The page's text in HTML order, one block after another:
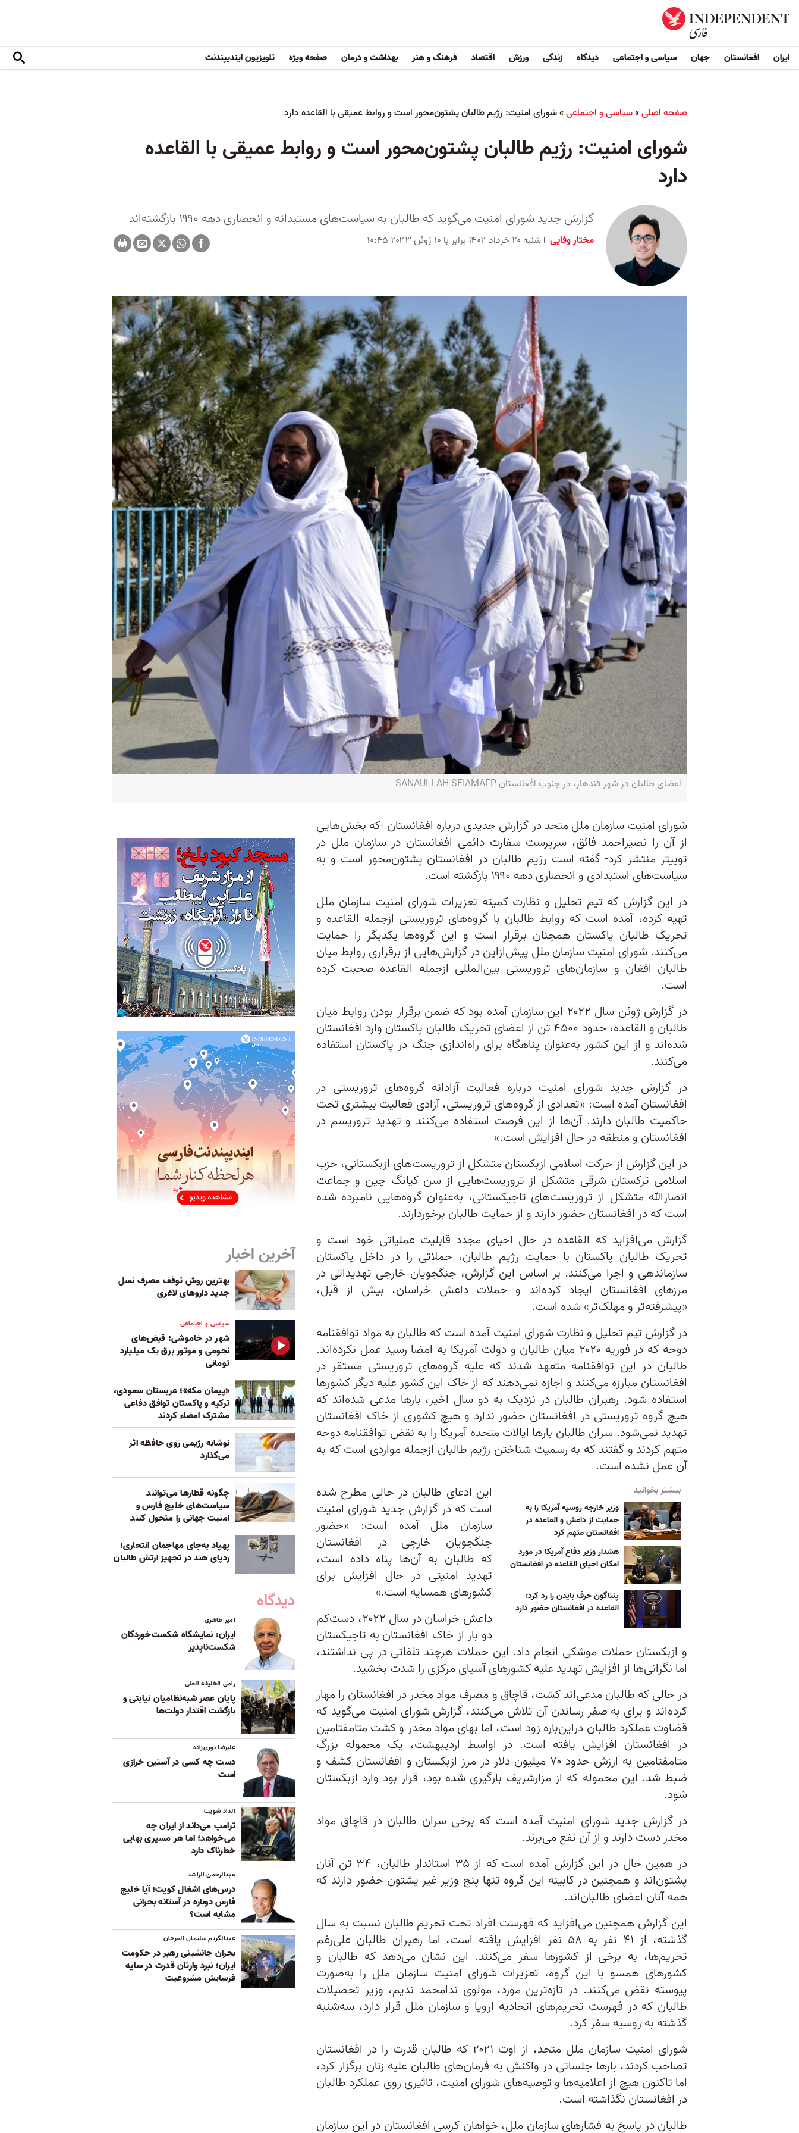
ایران افغانستان جهان سیاسی و اجتماعی دیدگاه زندگی ورزش اقتصاد فرهنگ و هنر بهداشت و درمان صفحه ویژه تلویزیون ایندیپندنت
صفحه اصلی»سیاسی و اجتماعی»شورای امنیت: رژیم طالبان پشتون‌محور است و روابط عمیقی با القاعده دارد
شورای امنیت: رژیم طالبان پشتون‌محور است و روابط عمیقی با القاعده
دارد
گزارش جدید شورای امنیت می‌گوید که طالبان به سیاست‌های مستبدانه و انحصاری دهه ۱۹۹۰ بازگشته‌اند
مختار وفایی شنبه ۲۰ خرداد ۱۴۰۲ برابر با ۱۰ ژوئن ۲۰۲۳ ۱۰:۴۵
اعضای طالبان در شهر قندهار، در جنوب افغانستان-SANAULLAH SEIAMAFP
شورای امنیت سازمان ملل متحد در گزارش جدیدی درباره افغانستان -که بخش‌هایی
از آن را نصیراحمد فائق، سرپرست سفارت دائمی افغانستان در سازمان ملل در
توییتر منتشر کرد- گفته است رژیم طالبان در افغانستان پشتون‌محور است و به
سیاست‌های استبدادی و انحصاری دهه ۱۹۹۰ بازگشته است.
در این گزارش که تیم تحلیل و نظارت کمیته تعزیرات شورای امنیت سازمان ملل
تهیه کرده، آمده است که روابط طالبان با گروه‌های تروریستی ازجمله القاعده و
تحریک طالبان پاکستان همچنان برقرار است و این گروه‌ها یکدیگر را حمایت
می‌کنند. شورای امنیت سازمان ملل پیش‌ازاین در گزارش‌هایی از برقراری روابط میان
طالبان افغان و سازمان‌های تروریستی بین‌المللی ازجمله القاعده صحبت کرده
است.
در گزارش ژوئن سال ۲۰۲۲ این سازمان آمده بود که ضمن برقرار بودن روابط میان
طالبان و القاعده، حدود ۴۵۰۰ تن از اعضای تحریک طالبان پاکستان وارد افغانستان
شده‌اند و از این کشور به‌عنوان پناهگاه برای راه‌اندازی جنگ در پاکستان استفاده
می‌کنند.
در گزارش جدید شورای امنیت درباره فعالیت آزادانه گروه‌های تروریستی در
افغانستان آمده است: «تعدادی از گروه‌های تروریستی، آزادی فعالیت بیشتری تحت
حاکمیت طالبان دارند. آن‌ها از این فرصت استفاده می‌کنند و تهدید تروریسم در
افغانستان و منطقه در حال افزایش است.»
در این گزارش از حرکت اسلامی ازبکستان متشکل از تروریست‌های ازبکستانی، حزب
اسلامی ترکستان شرقی متشکل از تروریست‌هایی از سن کیانگ چین و جماعت‌
انصار‌الله متشکل از تروریست‌های تاجیکستانی، به‌عنوان گروه‌هایی نامبرده شده
است که در افغانستان حضور دارند و از حمایت طالبان برخوردارند.
گزارش می‌افزاید که القاعده در حال احیای مجدد قابلیت عملیاتی خود است و
تحریک طالبان پاکستان با حمایت رژیم طالبان، حملاتی را در داخل پاکستان
سازماندهی و اجرا می‌کنند. بر اساس این گزارش، جنگجویان خارجی تهدیداتی در
مرزهای افغانستان ایجاد کرده‌اند و حملات داعش خراسان، بیش از قبل،
«پیشرفته‌تر و مهلک‌تر» شده است.
در گزارش تیم تحلیل و نظارت شورای امنیت آمده است که طالبان به مواد توافقنامه
دوحه که در فوریه ۲۰۲۰ میان طالبان و دولت آمریکا به امضا رسید عمل نکرده‌اند.
طالبان در این توافقنامه متعهد شدند که علیه گروه‌های تروریستی مستقر در
افغانستان مبارزه می‌کنند و اجازه نمی‌دهند که از خاک این کشور علیه دیگر کشورها
استفاده شود. رهبران طالبان در نزدیک به دو سال اخیر، بارها مدعی شده‌اند که
هیچ گروه تروریستی در افغانستان حضور ندارد و هیچ کشوری از خاک افغانستان
تهدید نمی‌شود. سران طالبان بارها ایالات متحده آمریکا را به نقض توافقنامه دوحه
متهم کردند و گفتند که به رسمیت شناختن رژیم طالبان ازجمله مواردی است که به
آن عمل نشده است.
بیشتر بخوانید
وزیر خارجه روسیه آمریکا را به
حمایت از داعش و القاعده در
افغانستان متهم کرد
هشدار وزیر دفاع آمریکا در مورد
امکان احیای القاعده در افغانستان
پنتاگون حرف بایدن را رد کرد:
القاعده در افغانستان حضور دارد
این ادعای طالبان در حالی مطرح شده
است که در گزارش جدید شورای امنیت
سازمان ملل آمده است: «حضور
جنگجویان خارجی در افغانستان
که طالبان به آن‌ها پناه داده است،
تهدید امنیتی در حال افزایش برای
کشورهای همسایه است.»
داعش خراسان در سال ۲۰۲۲، دست‌کم
دو بار از خاک افغانستان به تاجیکستان
و ازبکستان حملات موشکی انجام داد. این حملات هرچند تلفاتی در پی نداشتند،
اما نگرانی‌ها از افزایش تهدید علیه کشورهای آسیای مرکزی را شدت بخشید.
در حالی که طالبان مدعی‌اند کشت، قاچاق و مصرف مواد مخدر در افغانستان را مهار
کرده‌اند و برای به صفر رساندن آن تلاش می‌کنند، گزارش شورای امنیت می‌گوید که
قضاوت عملکرد طالبان در‌این‌باره زود است، اما بهای مواد مخدر و کشت متامفتامین
در افغانستان افزایش یافته است. در اواسط اردیبهشت، یک محموله بزرگ
متامفتامین به ارزش حدود ۷۰ میلیون دلار در مرز ازبکستان و افغانستان کشف و
ضبط شد. این محموله که از مزارشریف بارگیری شده بود، قرار بود وارد ازبکستان
شود.
در گزارش جدید شورای امنیت آمده است که برخی سران طالبان در قاچاق مواد
مخدر دست دارند و از آن نفع می‌برند.
در همین حال در این گزارش آمده است که از ۳۵ استاندار طالبان، ۳۴ تن آنان
پشتون‌اند و همچنین در کابینه این گروه تنها پنج وزیر غیر پشتون حضور دارند که
همه آنان اعضای طالبان‌اند.
این گزارش همچنین می‌افزاید که فهرست افراد تحت تحریم طالبان نسبت به سال
گذشته، از ۴۱ نفر به ۵۸ نفر افزایش یافته است، اما رهبران طالبان علی‌رغم
تحریم‌ها، به برخی از کشورها سفر می‌کنند. این نشان می‌دهد که طالبان و
کشورهای همسو با این گروه، تعزیرات شورای امنیت سازمان ملل را به‌صورت
پیوسته نقض می‌کنند. در تازه‌ترین مورد، مولوی ندامحمد ندیم، وزیر تحصیلات
طالبان که در فهرست تحریم‌های اتحادیه اروپا و سازمان ملل قرار دارد، سه‌شنبه
گذشته به روسیه سفر کرد.
شورای امنیت سازمان ملل متحد، از اوت ۲۰۲۱ که طالبان قدرت را در افغانستان
تصاحب کردند، بارها جلساتی در واکنش به فرمان‌های طالبان علیه زنان برگزار کرد،
اما تاکنون هیچ از اعلامیه‌ها و توصیه‌های شورای امنیت، تاثیری روی عملکرد طالبان
در افغانستان نگذاشته است.
طالبان در پاسخ به فشارهای سازمان ملل، خواهان کرسی افغانستان در این سازمان
آخرین اخبار
بهترین روش توقف مصرف نسل
جدید داروهای لاغری
سیاسی و اجتماعی
شهر در خاموشی؛ قبض‌های
نجومی و موتور برق یک میلیارد
تومانی
«پیمان مکه»؛ عربستان سعودی،
ترکیه و پاکستان توافق دفاعی
مشترک امضاء کردند
نوشابه رژیمی روی حافظه اثر
می‌گذارد
چگونه قطارها می‌توانند
سیاست‌های خلیج فارس و
امنیت جهانی را متحول کنند
پهپاد به‌جای مهاجمان انتحاری؛
ردپای هند در تجهیز ارتش طالبان
دیدگاه
امیر طاهری
ایران: نمایشگاه شکست‌خوردگان
شکست‌ناپذیر
رامی الخلیفه العلی
پایان عصر شبه‌نظامیان نیابتی و
بازگشت اقتدار دولت‌ها
علیرضا نوری‌زاده
دست چه کسی در آستین خرازی
است
الداد شویت
ترامپ می‌داند از ایران چه
می‌خواهد؛ اما هر مسیری بهایی
خطرناک دارد
عبدالرحمن الراشد
درس‌های اشغال کویت؛ آیا خلیج
فارس دوباره در آستانه بحرانی
مشابه است؟
عبدالکریم سلیمان العرجان
بحران جانشینی رهبر در حکومت
ایران؛ نبرد وارثان قدرت در سایه
فرسایش مشروعیت